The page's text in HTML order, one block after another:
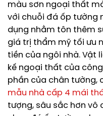
màu sơn ngoại thất
với chuỗi đá ốp tường
dụng nhằm tôn thêm
giá trị thẩm mỹ tối ưu
tiền của ngôi nhà. Vật
kế ngoại thất của
phần của chân tường,
mẫu nhà cấp 4 mái
tượng, sâu sắc hơn vô